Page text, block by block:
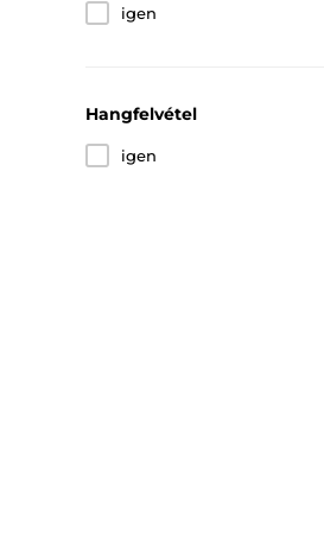
igen
Hangfelvétel
igen